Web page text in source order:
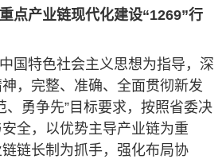
点产业链现代化建设“1269”行
国特色社会主义思想为指导，深
，完整、准确、全面贯彻新发
、勇争先”目标要求，按照省委决
全，以优势主导产业链为重
链长制为抓手，强化布局协